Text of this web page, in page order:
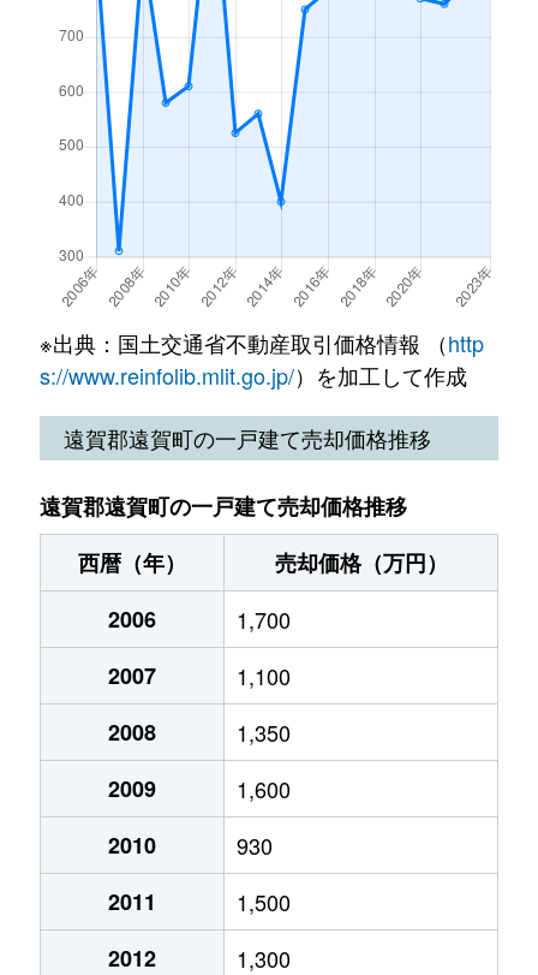
※出典：国土交通省不動産取引価格情報 （http
s://www.reinfolib.mlit.go.jp/）を加工して作成
遠賀郡遠賀町の一戸建て売却価格推移
遠賀郡遠賀町の一戸建て売却価格推移
西暦（年）
売却価格（万円）
2006
1,700
2007
1,100
2008
1,350
2009
1,600
2010
930
2011
1,500
2012
1,300